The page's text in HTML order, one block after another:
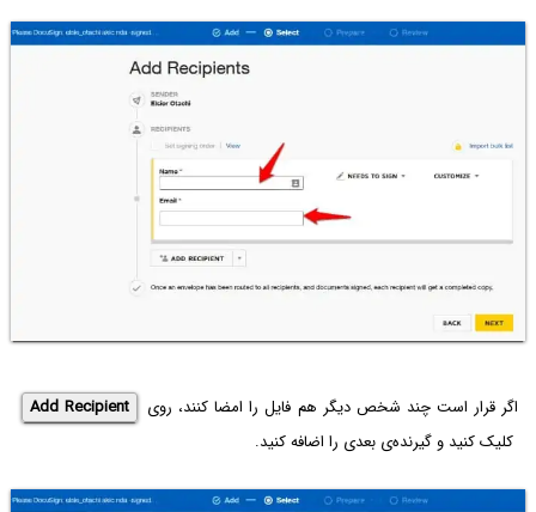
اگر قرار است چند شخص دیگر هم فایل را امضا کنند، روی
Add Recipient
کلیک کنید و گیرنده‌ی بعدی را اضافه کنید.